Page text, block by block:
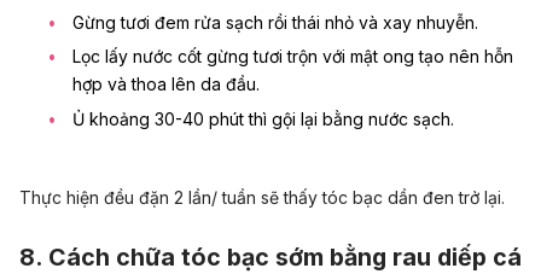
Gừng tươi đem rửa sạch rồi thái nhỏ và xay nhuyễn.
Lọc lấy nước cốt gừng tươi trộn với mật ong tạo nên hỗn
hợp và thoa lên da đầu.
Ủ khoảng 30-40 phút thì gội lại bằng nước sạch.
Thực hiện đều đặn 2 lần/ tuần sẽ thấy tóc bạc dần đen trở lại.
8. Cách chữa tóc bạc sớm bằng rau diếp cá